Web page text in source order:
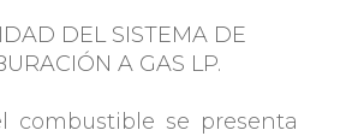
DEL SISTEMA DE
A GAS LP.
combustible se presenta